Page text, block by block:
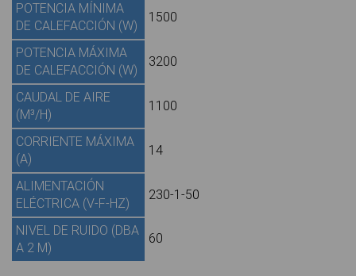
POTENCIA MÍNIMA
DE CALEFACCIÓN (W)
1500
POTENCIA MÁXIMA
DE CALEFACCIÓN (W)
3200
CAUDAL DE AIRE
(M³/H)
1100
CORRIENTE MÁXIMA
(A)
14
ALIMENTACIÓN
ELÉCTRICA (V-F-HZ)
230-1-50
NIVEL DE RUIDO (DBA
A 2 M)
60